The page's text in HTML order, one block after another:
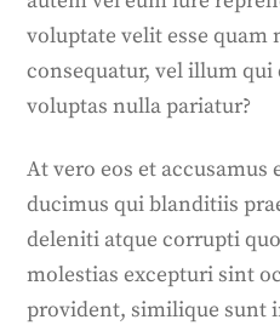
voluptate velit esse quam
consequatur, vel illum
voluptas nulla pariatur?
At vero eos et
ducimus qui blanditiis
deleniti atque corrupti
molestias excepturi sint
provident, similique sunt